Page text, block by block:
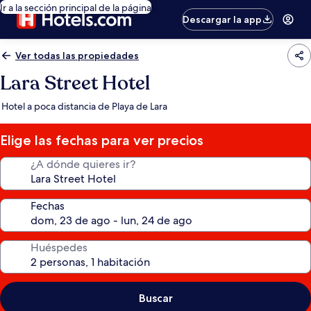
Ir a la sección principal de la página
Descargar la app
Ver todas las propiedades
Lara Street Hotel
Hotel a poca distancia de Playa de Lara
Elige las fechas para ver precios
¿A dónde quieres ir?
Fechas
Huéspedes
Buscar